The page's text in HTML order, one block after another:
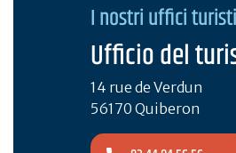
I nostri uffici
Ufficio del
14 rue de Verdun
56170 Quiberon